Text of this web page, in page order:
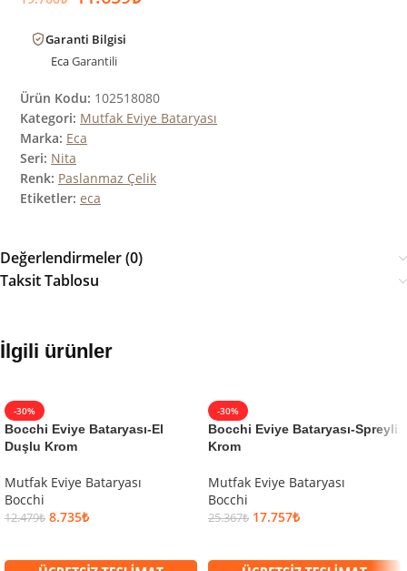
Garanti Bilgisi
EcaGarantili
Ürün Kodu: 102518080
Kategori: Mutfak Eviye Bataryası
Marka: Eca
Seri: Nita
Renk: Paslanmaz Çelik
Etiketler: eca
Değerlendirmeler (0)
Taksit Tablosu
İlgili ürünler
-30%
Bocchi Eviye Bataryası-El
Duşlu Krom
Mutfak Eviye Bataryası
Bocchi
12.479₺ 8.735₺
-30%
Bocchi Eviye Bataryası-Spreyli
Krom
Mutfak Eviye Bataryası
Bocchi
25.367₺ 17.757₺